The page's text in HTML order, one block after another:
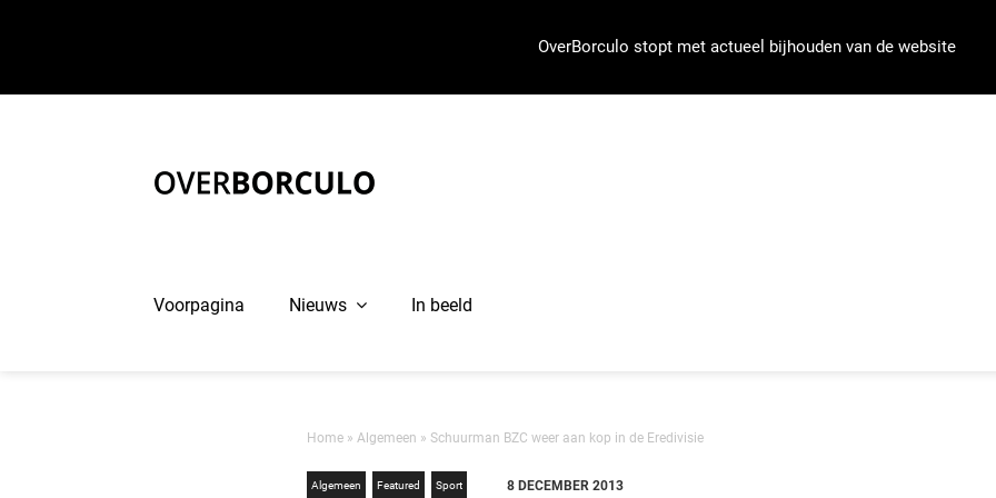
OverBorculo stopt met actueel bijhouden van de website
Voorpagina Nieuws In beeld
Home »Algemeen » Schuurman BZC weer aan kop in de Eredivisie
Algemeen Featured Sport 8 DECEMBER 2013